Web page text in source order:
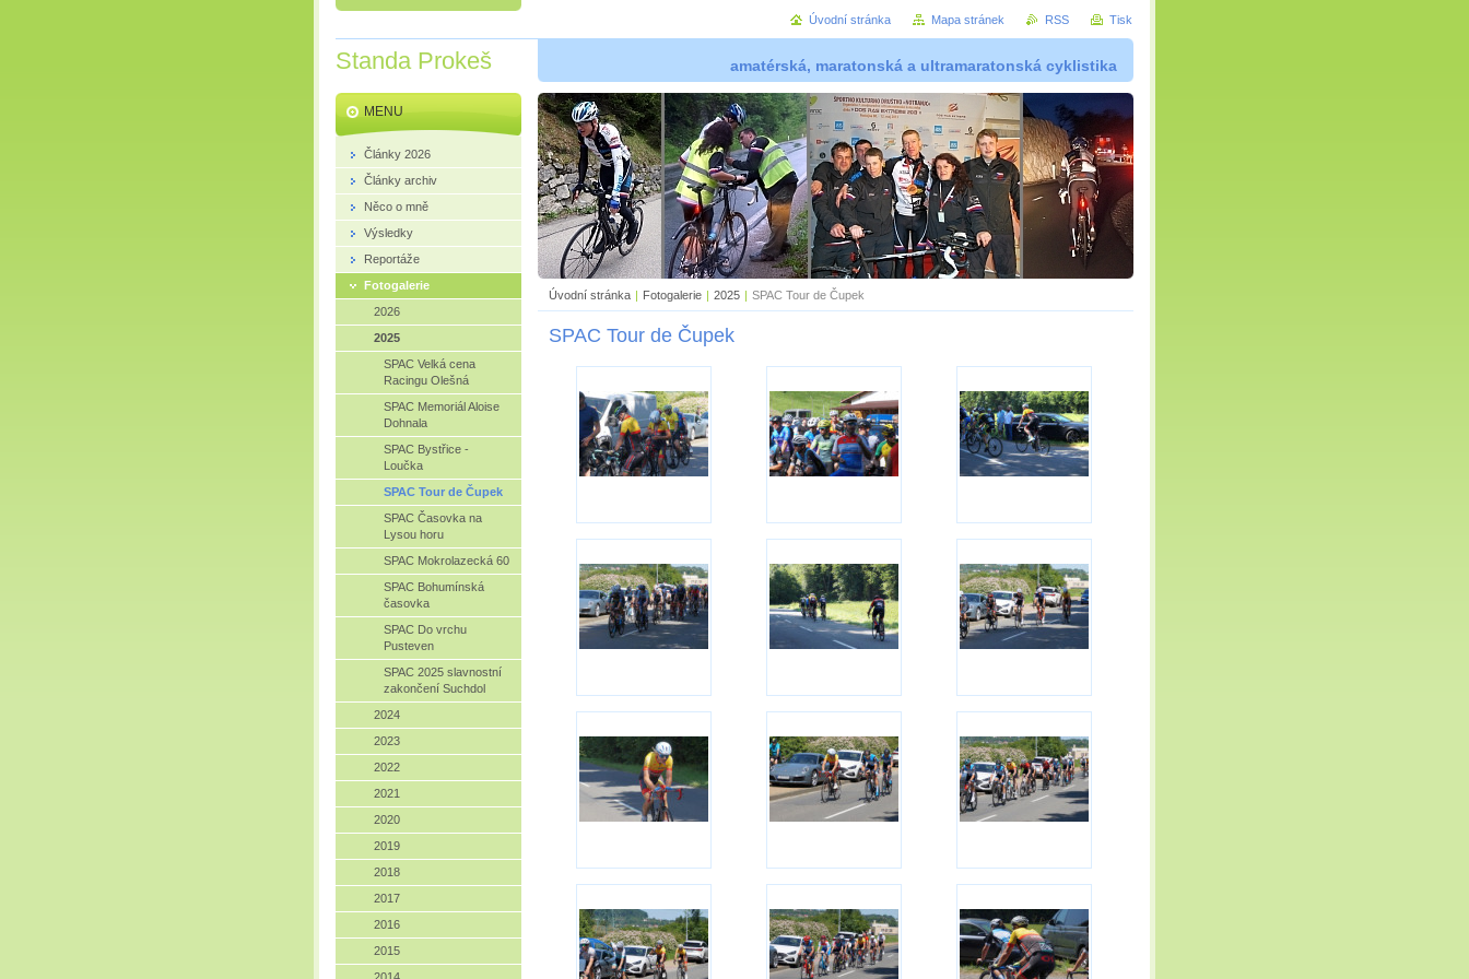
Standa Prokeš amatérská, maratonská a ultramaratonská cyklistika
Úvodní stránka | Fotogalerie | 2025 | SPAC Tour de Čupek
SPAC Tour de Čupek
MENU
Články 2026
Články archiv
Něco o mně
Výsledky
Reportáže
Fotogalerie
2026
2025
SPAC Velká cena
Racingu Olešná
SPAC Memoriál Aloise
Dohnala
SPAC Bystřice -
Loučka
SPAC Tour de Čupek
SPAC Časovka na
Lysou horu
SPAC Mokrolazecká 60
SPAC Bohumínská
časovka
SPAC Do vrchu
Pusteven
SPAC 2025 slavnostní
zakončení Suchdol
2024
2023
2022
2021
2020
2019
2018
2017
2016
2015
Úvodní stránka Mapa stránek RSS Tisk